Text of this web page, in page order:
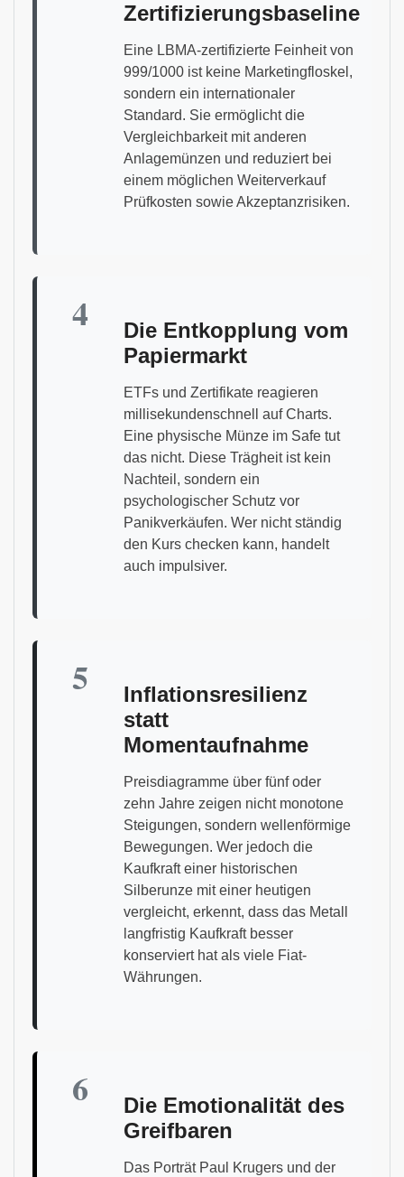
Zertifizierungsbaseline
Eine LBMA-zertifizierte Feinheit von
999/1000 ist keine Marketingfloskel,
sondern ein internationaler
Standard. Sie ermöglicht die
Vergleichbarkeit mit anderen
Anlagemünzen und reduziert bei
einem möglichen Weiterverkauf
Prüfkosten sowie Akzeptanzrisiken.
4
Die Entkopplung vom
Papiermarkt
ETFs und Zertifikate reagieren
millisekundenschnell auf Charts.
Eine physische Münze im Safe tut
das nicht. Diese Trägheit ist kein
Nachteil, sondern ein
psychologischer Schutz vor
Panikverkäufen. Wer nicht ständig
den Kurs checken kann, handelt
auch impulsiver.
5
Inflationsresilienz
statt
Momentaufnahme
Preisdiagramme über fünf oder
zehn Jahre zeigen nicht monotone
Steigungen, sondern wellenförmige
Bewegungen. Wer jedoch die
Kaufkraft einer historischen
Silberunze mit einer heutigen
vergleicht, erkennt, dass das Metall
langfristig Kaufkraft besser
konserviert hat als viele Fiat-
Währungen.
6
Die Emotionalität des
Greifbaren
Das Porträt Paul Krugers und der